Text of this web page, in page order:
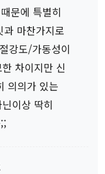
문에 특별히
마찬가지로
강도/가동성이
차이지만 신
의의가 있는
이상 딱히